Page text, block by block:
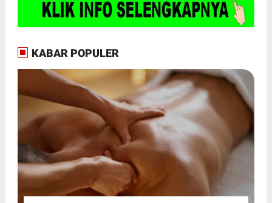
KABAR POPULER